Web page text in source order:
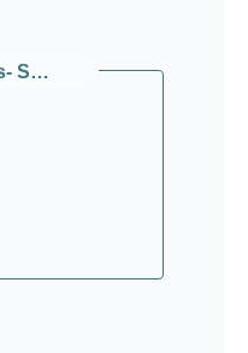
für Nikon Kameras- Spiegelreflex